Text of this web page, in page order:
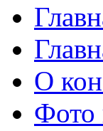
О
Фото